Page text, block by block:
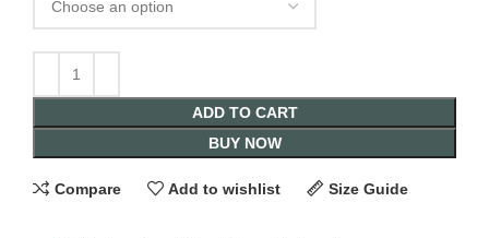
ADD TO CART
BUY NOW
Compare Add to wishlist Size Guide